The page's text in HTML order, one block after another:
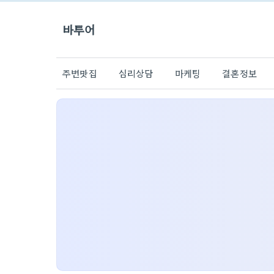
바투어
주변맛집 심리상담 마케팅 결혼정보